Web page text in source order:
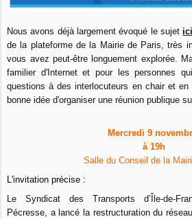
Nous avons déjà largement évoqué le sujet
de la plateforme de la Mairie de Paris, très
vous avez peut-être longuement explorée.
familier d'Internet et pour les personnes
questions à des interlocuteurs en chair et
bonne idée d'organiser une réunion publique
Mercredi 9
à 19h
Salle du Conseil de la
L'invitation précise :
Le Syndicat des Transports d’Île-de-
Pécresse, a lancé la restructuration du